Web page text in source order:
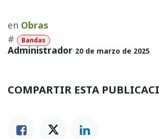
en Obras
#
Bandas
Administrador 20 de marzo de 2025
COMPARTIR ESTA